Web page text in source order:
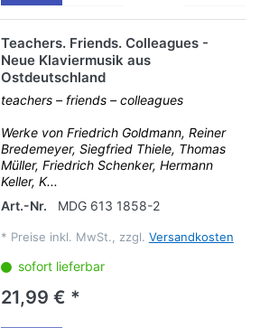
Teachers. Friends. Colleagues -
Neue Klaviermusik aus
Ostdeutschland
teachers – friends – colleagues
Werke von Friedrich Goldmann, Reiner
Bredemeyer, Siegfried Thiele, Thomas
Müller, Friedrich Schenker, Hermann
Keller, K...
Art.-Nr.
MDG 613 1858-2
* Preise inkl. MwSt., zzgl. Versandkosten
sofort lieferbar
21,99 € *